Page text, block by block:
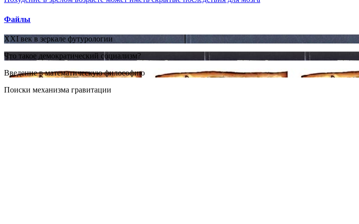
Файлы
XXI век в зеркале футурологии
Что такое демократический социализм?
Введение в математическую философию
Поиски механизма гравитации